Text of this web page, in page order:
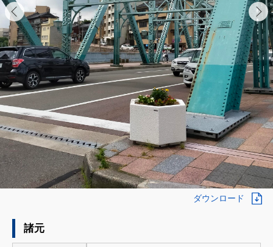
ダウンロード
諸元